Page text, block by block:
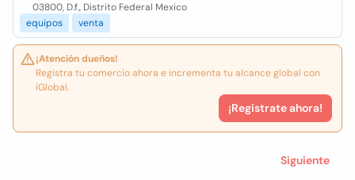
03800, D.f., Distrito Federal Mexico
equipos
venta
¡Atención dueños!
Registra tu comercio ahora e incrementa tu alcance global con
iGlobal.
¡Registrate ahora!
Siguiente